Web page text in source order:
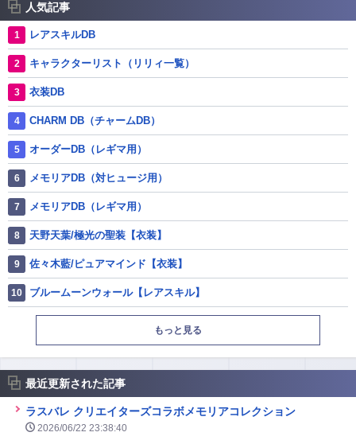
人気記事
レアスキルDB
キャラクターリスト（リリィ一覧）
衣装DB
CHARM DB（チャームDB）
オーダーDB（レギマ用）
メモリアDB（対ヒュージ用）
メモリアDB（レギマ用）
天野天葉/極光の聖装【衣装】
佐々木藍/ピュアマインド【衣装】
ブルームーンウォール【レアスキル】
もっと見る
最近更新された記事
ラスバレ クリエイターズコラボメモリアコレクション
2026/06/22 23:38:40